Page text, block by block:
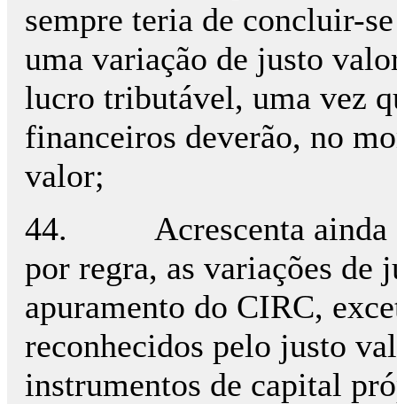
sempre teria de concluir-
uma variação de justo
lucro tributável, uma vez
financeiros deverão, no
valor;
44. Acrescenta ainda a
por regra, as variações de
apuramento do CIRC,
reconhecidos pelo justo
instrumentos de capital